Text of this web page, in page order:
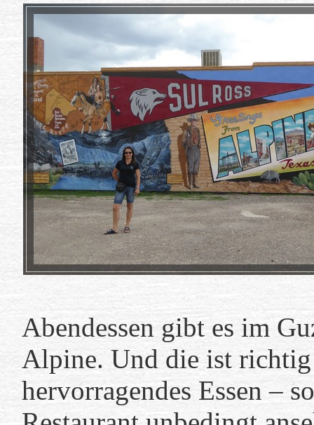
Abendessen gibt es im
Alpine. Und die ist
hervorragendes Essen –